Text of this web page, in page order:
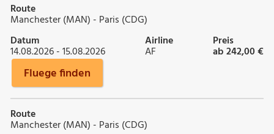
Route
Manchester (MAN) - Paris (CDG)
Datum
14.08.2026 - 15.08.2026
Airline
AF
Preis
ab 242,00 €
Fluege finden
Route
Manchester (MAN) - Paris (CDG)